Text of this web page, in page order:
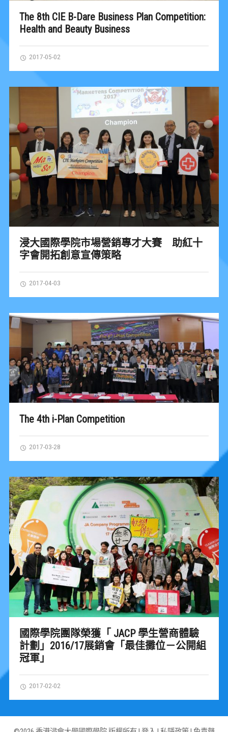
The 8th CIE B-Dare Business Plan Competition:
Health and Beauty Business
2017-05-02
浸大國際學院市場營銷專才大賽 助紅十
字會開拓創意宣傳策略
2017-04-03
The 4th i-Plan Competition
2017-03-28
國際學院團隊榮獲「 JACP 學生營商體驗
計劃」2016/17展銷會「最佳攤位－公開組
冠軍」
2017-02-02